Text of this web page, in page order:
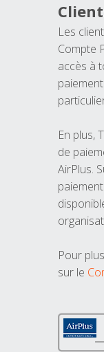
Les
Compte
accès à
En plus,
de
AirPlus.
Pour
sur le